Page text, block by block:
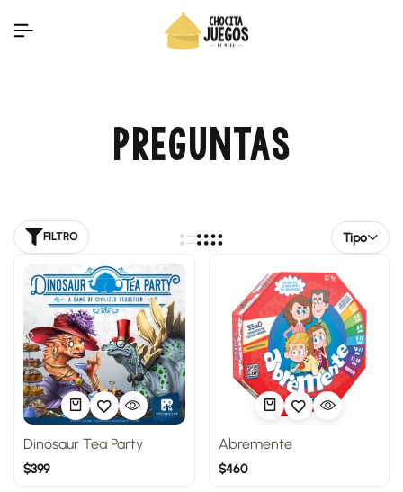
PREGUNTAS
FILTRO Tipo
Dinosaur Tea Party
$399
Abremente
$460